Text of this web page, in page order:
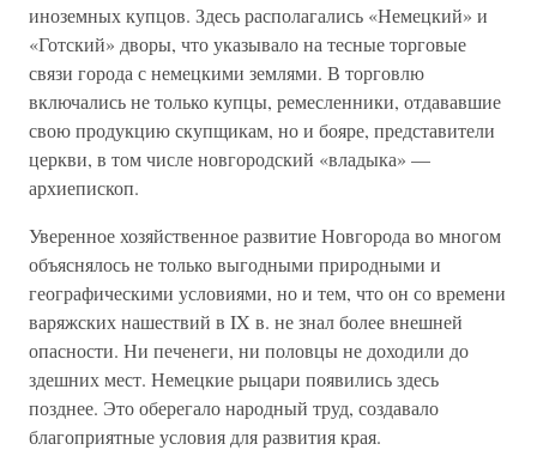
иноземных купцов. Здесь располагались «Немецкий» и
«Готский» дворы, что указывало на тесные торговые
связи города с немецкими землями. В торговлю
включались не только купцы, ремесленники, отдававшие
свою продукцию скупщикам, но и бояре, представители
церкви, в том числе новгородский «владыка» —
архиепископ.
Уверенное хозяйственное развитие Новгорода во многом
объяснялось не только выгодными природными и
географическими условиями, но и тем, что он со времени
варяжских нашествий в IX в. не знал более внешней
опасности. Ни печенеги, ни половцы не доходили до
здешних мест. Немецкие рыцари появились здесь
позднее. Это оберегало народный труд, создавало
благоприятные условия для развития края.